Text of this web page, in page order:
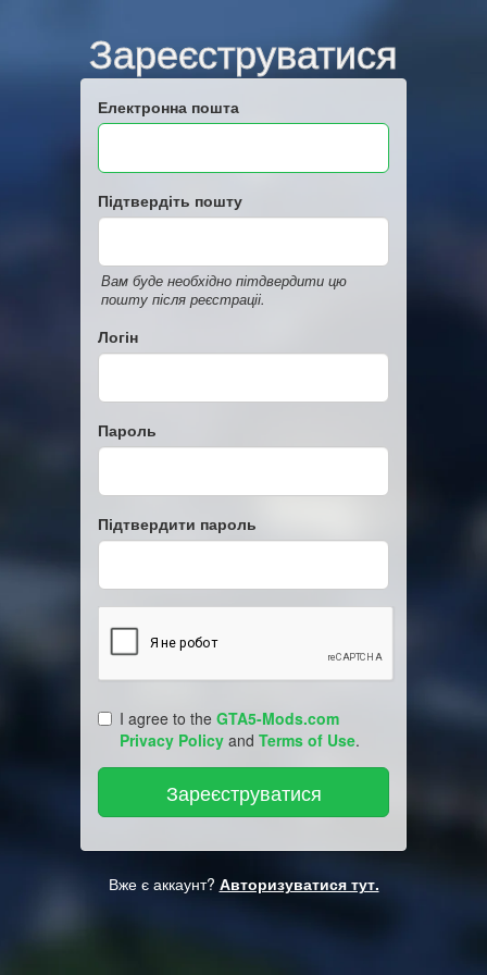
Зареєструватися
Електронна пошта
Підтвердіть пошту
Вам буде необхідно пітдвердити цю
пошту після реєстраціі.
Логін
Пароль
Підтвердити пароль
I agree to the GTA5-Mods.com
Privacy Policy and Terms of Use.
Вже є аккаунт? Авторизуватися тут.